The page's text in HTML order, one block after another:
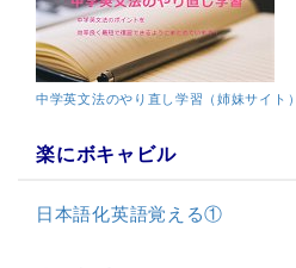
中学英文法のやり直し学習（姉妹サイト）
楽にボキャビル
日本語化英語覚える①